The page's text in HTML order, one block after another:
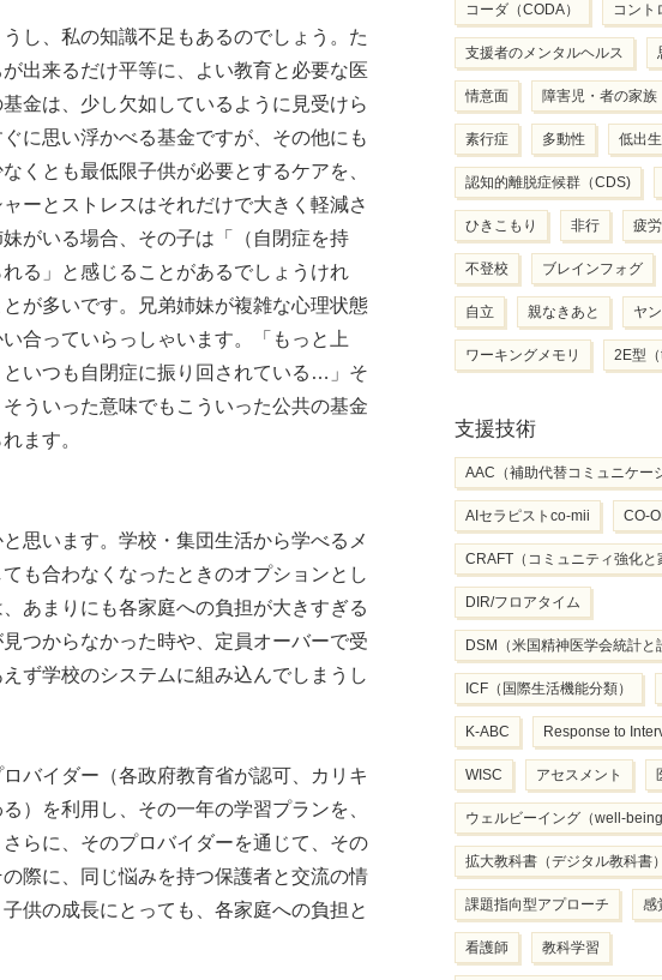
し、私の知識不足もあるのでしょう。た
出来るだけ平等に、よい教育と必要な医
金は、少し欠如しているように見受けら
に思い浮かべる基金ですが、その他にも
くとも最低限子供が必要とするケアを、
ーとストレスはそれだけで大きく軽減さ
がいる場合、その子は「（自閉症を持
る」と感じることがあるでしょうけれ
が多いです。兄弟姉妹が複雑な心理状態
合っていらっしゃいます。「もっと上
といつも自閉症に振り回されている…」そ
ういった意味でもこういった公共の基金
ます。
思います。学校・集団生活から学べるメ
も合わなくなったときのオプションとし
あまりにも各家庭への負担が大きすぎる
つからなかった時や、定員オーバーで受
ず学校のシステムに組み込んでしまうし
バイダー（各政府教育省が認可、カリキ
）を利用し、その一年の学習プランを、
らに、そのプロバイダーを通じて、その
際に、同じ悩みを持つ保護者と交流の情
供の成長にとっても、各家庭への負担と
コーダ（CODA） コント
支援者のメンタルヘルス
情意面 障害児・者の家族
素行症 多動性 低出
認知的離脱症候群（CDS)
ひきこもり 非行 疲労
不登校 ブレインフォグ
自立 親なきあと ヤ
ワーキングメモリ 2E型
支援技術
AAC（補助代替コミュニケー
AIセラピストco-mii CO-
CRAFT（コミュニティ強化と
DIR/フロアタイム
DSM（米国精神医学会統計と
ICF（国際生活機能分類）
K-ABC Response to
WISC アセスメント
ウェルビーイング（well-being
拡大教科書（デジタル教科書）
課題指向型アプローチ 感
看護師 教科学習